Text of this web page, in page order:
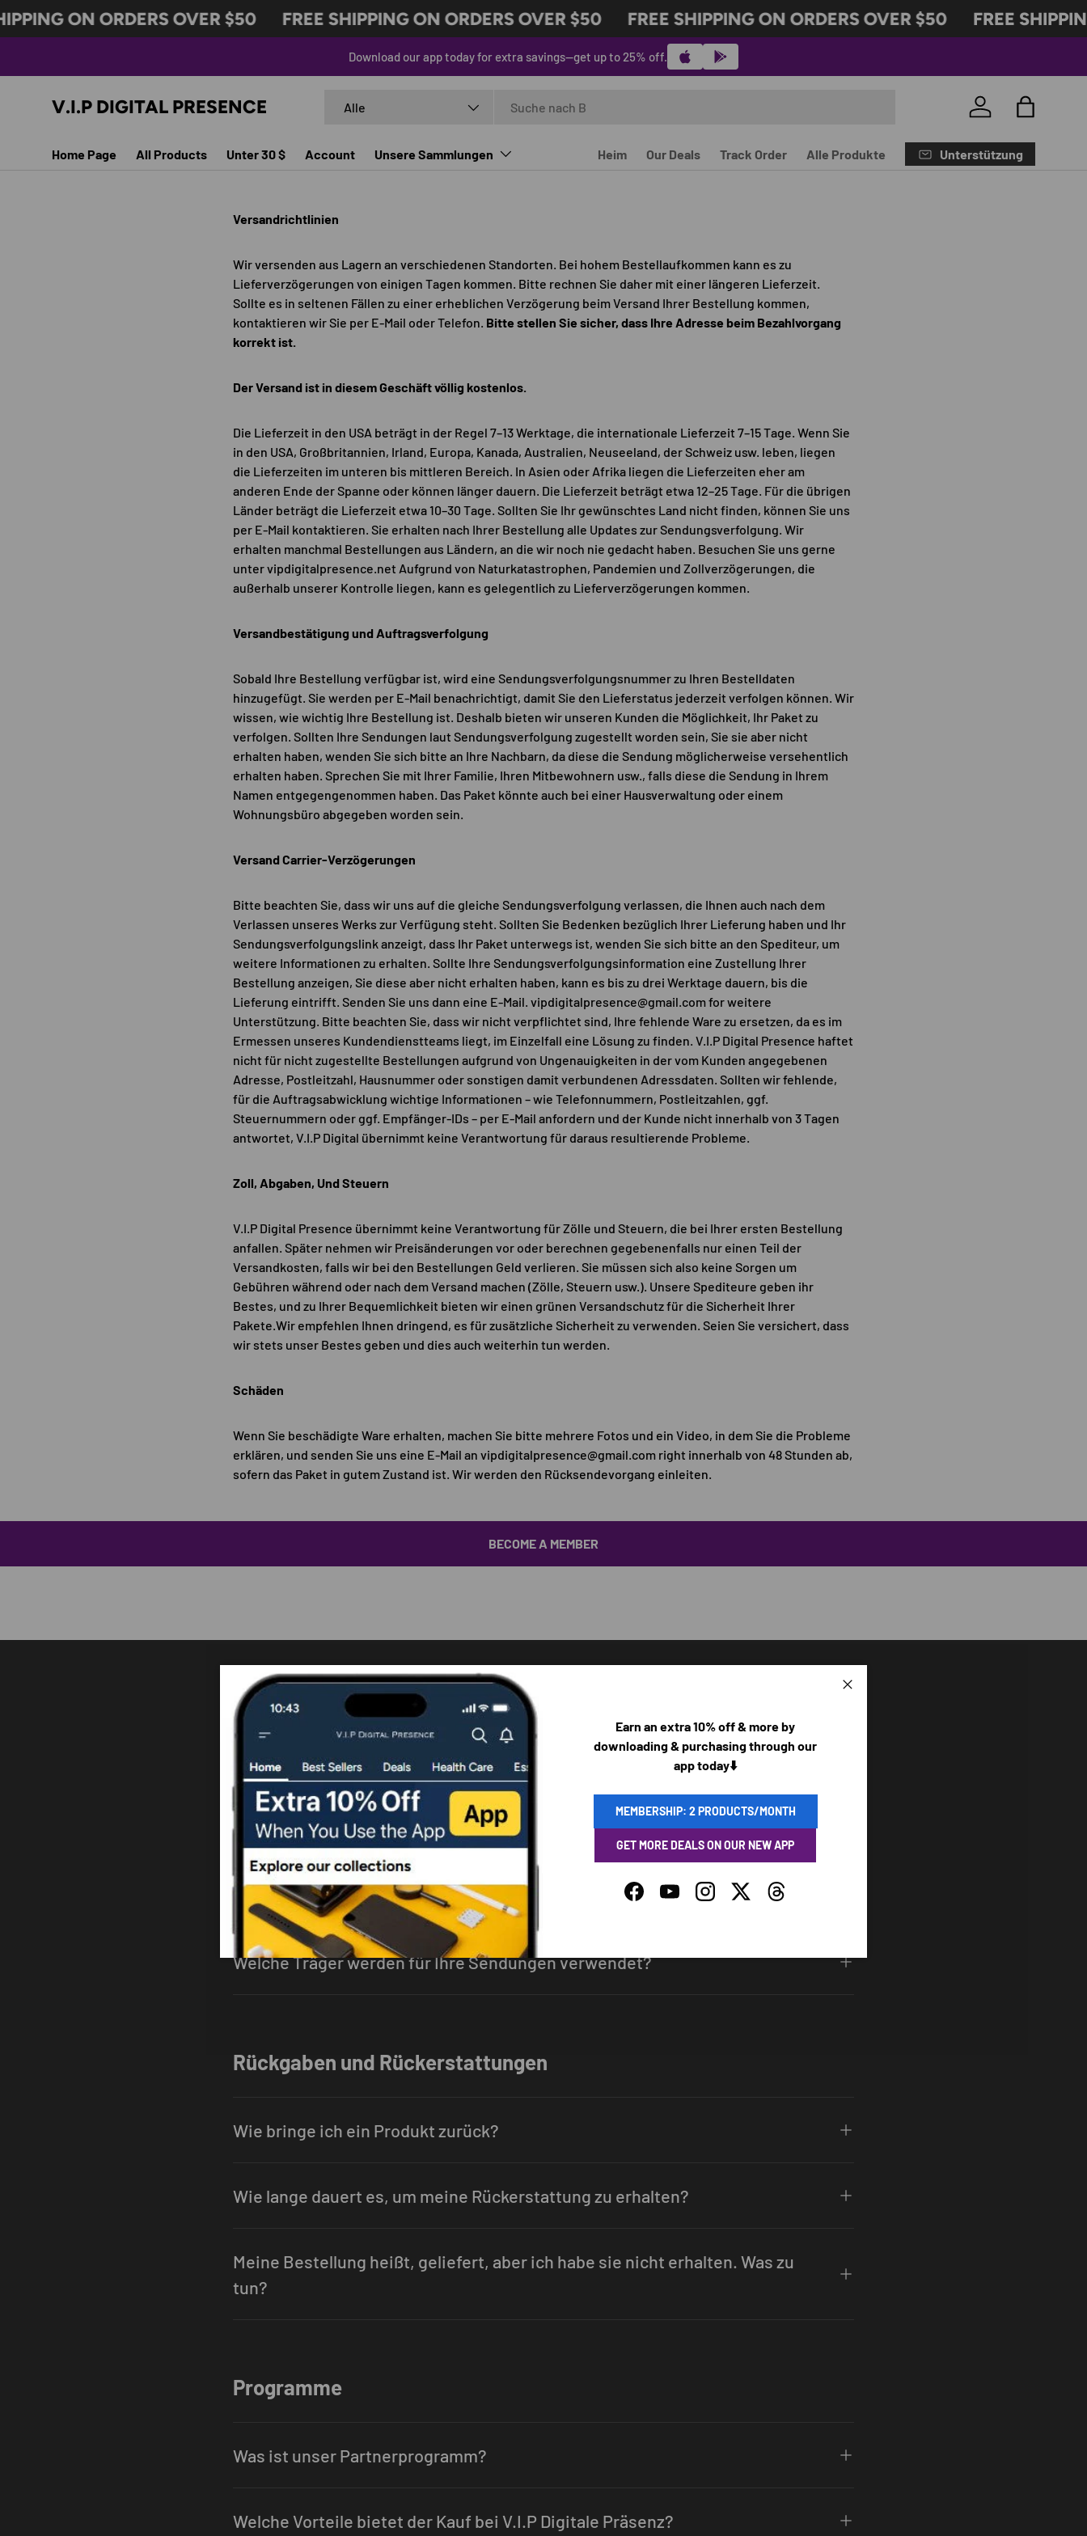
ÜBERSPRINGEN SIE ZU INHALTEN
ON ORDERS OVER $50 FREE SHIPPING ON ORDERS OVER $50 FREE SHIPPING ON ORDERS OVER $50 FREE
Download our app today for extra savings—get up to 25% off.
V.I.P DIGITAL PRESENCE Alle
EinloggenTasche
Home Page All Products Unter 30 $ Account Unsere Sammlungen Heim Our Deals Track Order Alle Produkte Unterstützung
Versandrichtlinien
Wir versenden aus Lagern an verschiedenen Standorten. Bei hohem Bestellaufkommen kann es zu
Lieferverzögerungen von einigen Tagen kommen. Bitte rechnen Sie daher mit einer längeren Lieferzeit.
Sollte es in seltenen Fällen zu einer erheblichen Verzögerung beim Versand Ihrer Bestellung kommen,
kontaktieren wir Sie per E-Mail oder Telefon. Bitte stellen Sie sicher, dass Ihre Adresse beim Bezahlvorgang
korrekt ist.
Der Versand ist in diesem Geschäft völlig kostenlos.
Die Lieferzeit in den USA beträgt in der Regel 7–13 Werktage, die internationale Lieferzeit 7–15 Tage. Wenn Sie
in den USA, Großbritannien, Irland, Europa, Kanada, Australien, Neuseeland, der Schweiz usw. leben, liegen
die Lieferzeiten im unteren bis mittleren Bereich. In Asien oder Afrika liegen die Lieferzeiten eher am
anderen Ende der Spanne oder können länger dauern. Die Lieferzeit beträgt etwa 12–25 Tage. Für die übrigen
Länder beträgt die Lieferzeit etwa 10–30 Tage. Sollten Sie Ihr gewünschtes Land nicht finden, können Sie uns
per E-Mail kontaktieren. Sie erhalten nach Ihrer Bestellung alle Updates zur Sendungsverfolgung. Wir
erhalten manchmal Bestellungen aus Ländern, an die wir noch nie gedacht haben. Besuchen Sie uns gerne
unter vipdigitalpresence.net Aufgrund von Naturkatastrophen, Pandemien und Zollverzögerungen, die
außerhalb unserer Kontrolle liegen, kann es gelegentlich zu Lieferverzögerungen kommen.
Versandbestätigung und Auftragsverfolgung
Sobald Ihre Bestellung verfügbar ist, wird eine Sendungsverfolgungsnummer zu Ihren Bestelldaten
hinzugefügt. Sie werden per E-Mail benachrichtigt, damit Sie den Lieferstatus jederzeit verfolgen können. Wir
wissen, wie wichtig Ihre Bestellung ist. Deshalb bieten wir unseren Kunden die Möglichkeit, Ihr Paket zu
verfolgen. Sollten Ihre Sendungen laut Sendungsverfolgung zugestellt worden sein, Sie sie aber nicht
erhalten haben, wenden Sie sich bitte an Ihre Nachbarn, da diese die Sendung möglicherweise versehentlich
erhalten haben. Sprechen Sie mit Ihrer Familie, Ihren Mitbewohnern usw., falls diese die Sendung in Ihrem
Namen entgegengenommen haben. Das Paket könnte auch bei einer Hausverwaltung oder einem
Wohnungsbüro abgegeben worden sein.
VersandCarrier-Verzögerungen
Bitte beachten Sie, dass wir uns auf die gleiche Sendungsverfolgung verlassen, die Ihnen auch nach dem
Verlassen unseres Werks zur Verfügung steht. Sollten Sie Bedenken bezüglich Ihrer Lieferung haben und Ihr
Sendungsverfolgungslink anzeigt, dass Ihr Paket unterwegs ist, wenden Sie sich bitte an den Spediteur, um
weitere Informationen zu erhalten. Sollte Ihre Sendungsverfolgungsinformation eine Zustellung Ihrer
Bestellung anzeigen, Sie diese aber nicht erhalten haben, kann es bis zu drei Werktage dauern, bis die
Lieferung eintrifft. Senden Sie uns dann eine E-Mail. vipdigitalpresence@gmail.com for weitere
Unterstützung. Bitte beachten Sie, dass wir nicht verpflichtet sind, Ihre fehlende Ware zu ersetzen, da es im
Ermessen unseres Kundendienstteams liegt, im Einzelfall eine Lösung zu finden. V.I.P Digital Presence haftet
nicht für nicht zugestellte Bestellungen aufgrund von Ungenauigkeiten in der vom Kunden angegebenen
Adresse, Postleitzahl, Hausnummer oder sonstigen damit verbundenen Adressdaten. Sollten wir fehlende,
für die Auftragsabwicklung wichtige Informationen – wie Telefonnummern, Postleitzahlen, ggf.
Steuernummern oder ggf. Empfänger-IDs – per E-Mail anfordern und der Kunde nicht innerhalb von 3 Tagen
antwortet, V.I.P Digital übernimmt keine Verantwortung für daraus resultierende Probleme.
Zoll, Abgaben, Und Steuern
V.I.P Digital Presence übernimmt keine Verantwortung für Zölle und Steuern, die bei Ihrer ersten Bestellung
anfallen. Später nehmen wir Preisänderungen vor oder berechnen gegebenenfalls nur einen Teil der
Versandkosten, falls wir bei den Bestellungen Geld verlieren. Sie müssen sich also keine Sorgen um
Gebühren während oder nach dem Versand machen (Zölle, Steuern usw.). Unsere Spediteure geben ihr
Bestes, und zu Ihrer Bequemlichkeit bieten wir einen grünen Versandschutz für die Sicherheit Ihrer
Pakete.Wir empfehlen Ihnen dringend, es für zusätzliche Sicherheit zu verwenden. Seien Sie versichert, dass
wir stets unser Bestes geben und dies auch weiterhin tun werden.
Schäden
Wenn Sie beschädigte Ware erhalten, machen Sie bitte mehrere Fotos und ein Video, in dem Sie die Probleme
erklären, und senden Sie uns eine E-Mail an vipdigitalpresence@gmail.com right innerhalb von 48 Stunden ab,
sofern das Paket in gutem Zustand ist. Wir werden den Rücksendevorgang einleiten.
BECOME A MEMBER
HÄUFIG GESTELLTE FRAGEN
Versand
In welche Länder versenden Sie?
Wie lange dauert es, um meine Bestellung zu erhalten?
Welche Träger werden für Ihre Sendungen verwendet?
Rückgaben und Rückerstattungen
Wie bringe ich ein Produkt zurück?
Wie lange dauert es, um meine Rückerstattung zu erhalten?
Meine Bestellung heißt, geliefert, aber ich habe sie nicht erhalten. Was zu
tun?
Programme
Was ist unser Partnerprogramm?
Welche Vorteile bietet der Kauf bei V.I.P Digitale Präsenz?
Earn an extra 10% off & more by
downloading & purchasing through our
app today⬇️
MEMBERSHIP: 2 PRODUCTS/MONTH
GET MORE DEALS ON OUR NEW APP
FacebookYouTubeInstagramTwitterThreads